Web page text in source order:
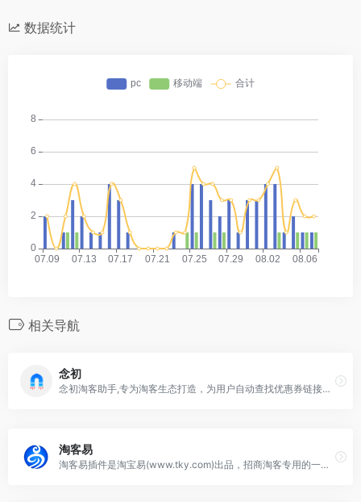
数据统计
相关导航
念初
念初淘客助手,专为淘客生态打造，为用户自动查找优惠券链接和返利，自动高佣、裂变引流，极致稳定。一对一售后，包你玩转淘客，享赢2019。
淘客易
淘客易插件是淘宝易(www.tky.com)出品，招商淘客专用的一款浏览器插件，可轻松查看推广数据